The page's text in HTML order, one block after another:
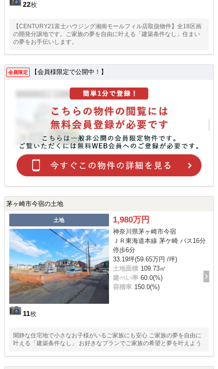
22枚
【CENTURY21富士ハウジング湘南モールフィル店取扱物件】全18区画
の開発分譲地です。ご家族の夢を自由に叶える「建築条件なし」住まい
の夢をお手伝いします。
会員限定 【会員様限定で公開中！】
茅ヶ崎市今宿の土地
土地
11枚
1,980万円
神奈川県茅ヶ崎市今宿
ＪＲ東海道本線 茅ケ崎 バス16分
停歩6分
33.19坪(59.65万円 /坪)
土地面積 109.73㎡
建ぺい率 60.0(%)
容積率 150.0(%)
閑静な住宅地で小さなお子様がいるご家族にも安心 ご家族の夢を自由に
叶える「建築条件なし」 お好きなプランでご家族の希望と夢を叶えよう